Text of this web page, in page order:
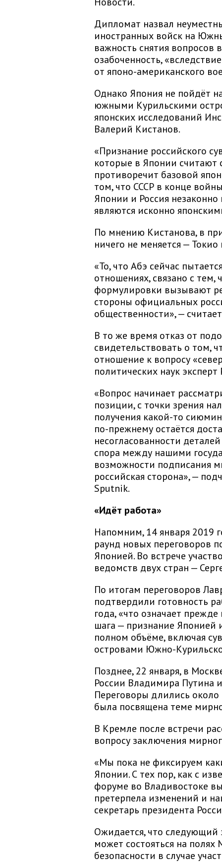
Дипломат назвал
иностранных войск на
важность снятия
озабоченность,
от японо-американского
Однако Япония не пойдёт
южными Курильскими
японских исследований
Валерий Кистанов.
«Признание российского
которые в Японии
противоречит базовой
том, что СССР в конце
Японии и Россия незаконно
являются исконно
По мнению Кистанова, в
ничего не меняется —
«То, что Абэ сейчас
отношениях, связано с тем,
формулировки вызывают
стороны официальных
общественности», —
В то же время отказ от
свидетельствовать о том,
отношение к вопросу
политических наук
«Вопрос начинает
позиции, с точки зрения
получения какой-то
по-прежнему остаётся
несогласованности
спора между нашими
возможности подписания
российская сторона», —
Sputnik.
«Идёт работа»
Напомним, 14 января 2019
раунд новых переговоров
Японией. Во встрече
ведомств двух стран —
По итогам переговоров
подтвердили готовность
года, «что означает
шага — признание
полном объёме, включая
островами Южно-
Позднее, 22 января, в
России Владимира Путина
Переговоры длились около
была посвящена теме
В Кремле после встречи
вопросу заключения
«Мы пока не фиксируем
Японии. С тех пор, как с
форуме во Владивостоке
претерпела изменений и
секретарь президента
Ожидается, что следующий
может состояться на
безопасности в случае